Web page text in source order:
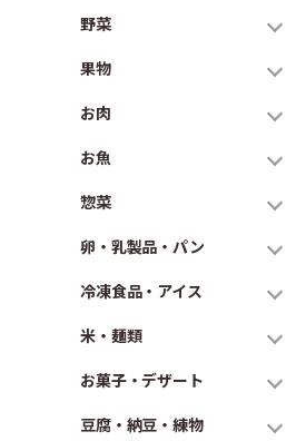
野菜
果物
お肉
お魚
惣菜
卵・乳製品・パン
冷凍食品・アイス
米・麺類
お菓子・デザート
豆腐・納豆・練物